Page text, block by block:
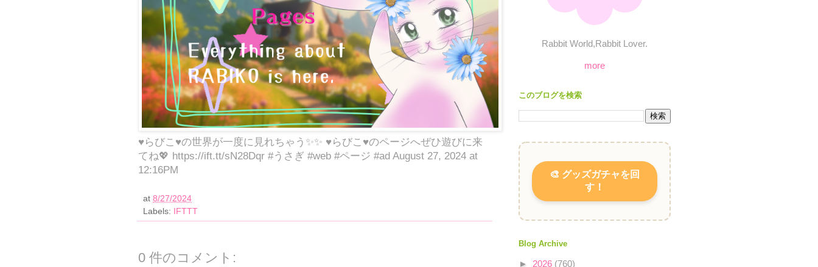
♥らびこ♥の世界が一度に見れちゃう✨✨ ♥らびこ♥のページへぜひ遊びに来
てね💖 https://ift.tt/sN28Dqr #うさぎ #web #ページ #ad August 27, 2024 at
12:16PM
at 8/27/2024
Labels:
IFTTT
0 件のコメント:
Rabbit World,Rabbit Lover.
more
このブログを検索
🎨 グッズガチャを回
す！
Blog Archive
► 2026 (760)